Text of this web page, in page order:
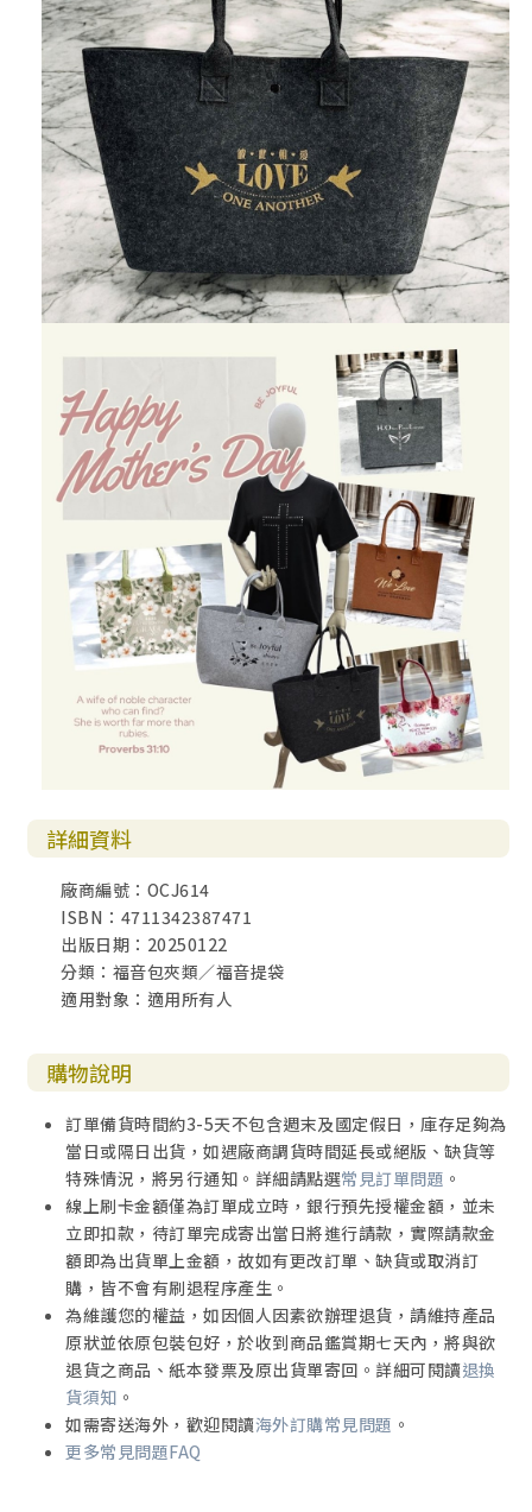
詳細資料
廠商編號：OCJ614
ISBN：4711342387471
出版日期：20250122
分類：福音包夾類／福音提袋
適用對象：適用所有人
購物說明
訂單備貨時間約3-5天不包含週末及國定假日，庫存足夠為
當日或隔日出貨，如遇廠商調貨時間延長或絕版、缺貨等
特殊情況，將另行通知。詳細請點選常見訂單問題 。
線上刷卡金額僅為訂單成立時，銀行預先授權金額，並未
立即扣款，待訂單完成寄出當日將進行請款，實際請款金
額即為出貨單上金額，故如有更改訂單、缺貨或取消訂
購，皆不會有刷退程序產生。
為維護您的權益，如因個人因素欲辦理退貨，請維持產品
原狀並依原包裝包好，於收到商品鑑賞期七天內，將與欲
退貨之商品、紙本發票及原出貨單寄回。詳細可閱讀退換
貨須知 。
如需寄送海外，歡迎閱讀海外訂購常見問題 。
更多常見問題FAQ